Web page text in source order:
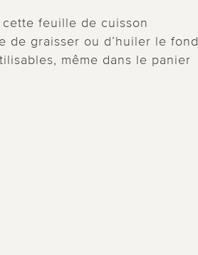
feuille de cuisson
de graisser ou d’huiler le fond
même dans le panier